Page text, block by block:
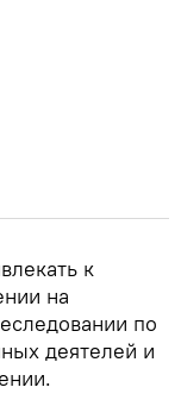
к
на
по
деятелей и